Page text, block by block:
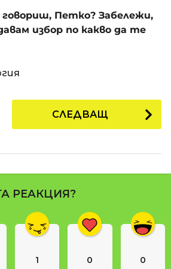
Петко? Забележи,
избор по какво да те
СЛЕДВАЩ
РЕАКЦИЯ?
1 0 0